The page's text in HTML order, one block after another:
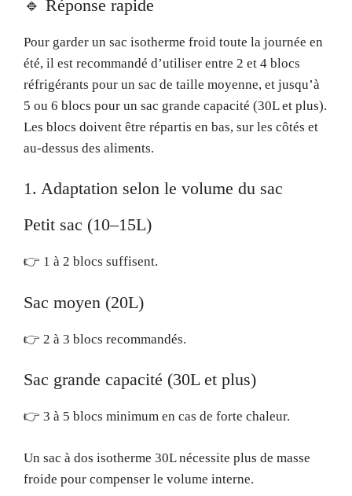
🔹 Réponse rapide
Pour garder un sac isotherme froid toute la journée en
été, il est recommandé d’utiliser entre 2 et 4 blocs
réfrigérants pour un sac de taille moyenne, et jusqu’à
5 ou 6 blocs pour un sac grande capacité (30L et plus).
Les blocs doivent être répartis en bas, sur les côtés et
au-dessus des aliments.
1. Adaptation selon le volume du sac
Petit sac (10–15L)
👉 1 à 2 blocs suffisent.
Sac moyen (20L)
👉 2 à 3 blocs recommandés.
Sac grande capacité (30L et plus)
👉 3 à 5 blocs minimum en cas de forte chaleur.
Un sac à dos isotherme 30L nécessite plus de masse
froide pour compenser le volume interne.